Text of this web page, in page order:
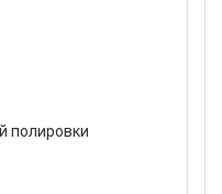
полировки